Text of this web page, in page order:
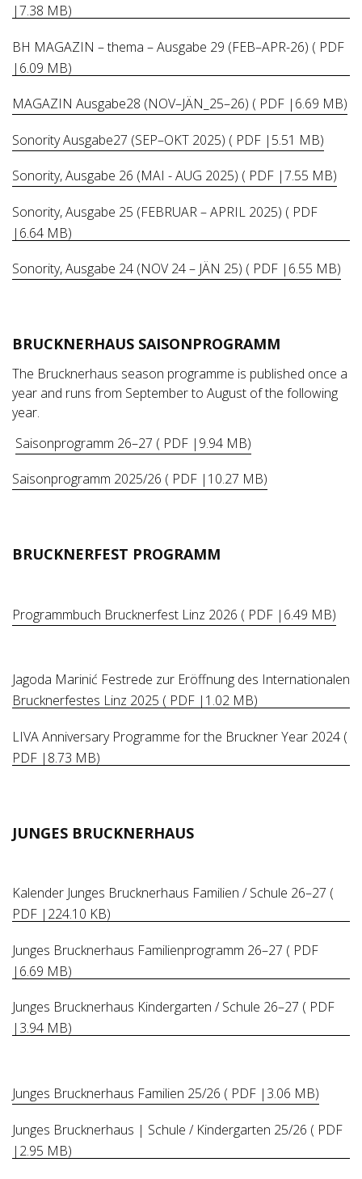
|7.38 MB)
BH MAGAZIN – thema – Ausgabe 29 (FEB–APR-26) ( PDF
|6.09 MB)
MAGAZIN Ausgabe28 (NOV–JÄN_25–26) ( PDF |6.69 MB)
Sonority Ausgabe27 (SEP–OKT 2025) ( PDF |5.51 MB)
Sonority, Ausgabe 26 (MAI - AUG 2025) ( PDF |7.55 MB)
Sonority, Ausgabe 25 (FEBRUAR – APRIL 2025) ( PDF
|6.64 MB)
Sonority, Ausgabe 24 (NOV 24 – JÄN 25) ( PDF |6.55 MB)
BRUCKNERHAUS SAISONPROGRAMM
The Brucknerhaus season programme is published once a
year and runs from September to August of the following
year.
Saisonprogramm 26–27 ( PDF |9.94 MB)
Saisonprogramm 2025/26 ( PDF |10.27 MB)
BRUCKNERFEST PROGRAMM
Programmbuch Brucknerfest Linz 2026 ( PDF |6.49 MB)
Jagoda Marinić Festrede zur Eröffnung des Internationalen
Brucknerfestes Linz 2025 ( PDF |1.02 MB)
LIVA Anniversary Programme for the Bruckner Year 2024 (
PDF |8.73 MB)
JUNGES BRUCKNERHAUS
Kalender Junges Brucknerhaus Familien / Schule 26–27 (
PDF |224.10 KB)
Junges Brucknerhaus Familienprogramm 26–27 ( PDF
|6.69 MB)
Junges Brucknerhaus Kindergarten / Schule 26–27 ( PDF
|3.94 MB)
Junges Brucknerhaus Familien 25/26 ( PDF |3.06 MB)
Junges Brucknerhaus | Schule / Kindergarten 25/26 ( PDF
|2.95 MB)